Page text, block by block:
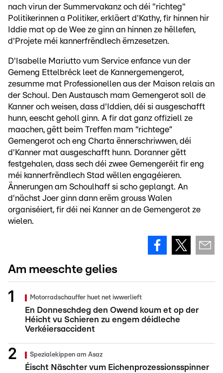
nach virun der Summervakanz och déi "richteg"
Politikerinnen a Politiker, erkläert d'Kathy, fir hinnen hir
Iddie mat op de Wee ze ginn an hinnen ze hëllefen,
d'Projete méi kannerfrëndlech ëmzesetzen.
D'Isabelle Mariutto vum Service enfance vun der
Gemeng Ettelbréck leet de Kannergemengerot,
zesumme mat Professionellen aus der Maison relais an
der Schoul. Den Austausch mam Gemengerot soll de
Kanner och weisen, dass d'Iddien, déi si ausgeschafft
hunn, eescht geholl ginn. A fir dat ganz offiziell ze
maachen, gëtt beim Treffen mam “richtege”
Gemengerot och eng Charta ënnerschriwwen, déi
d'Kanner mat ausgeschafft hunn. Doranner gëtt
festgehalen, dass sech déi zwee Gemengeréit fir eng
méi kannerfrëndlech Stad wëllen engagéieren.
Ännerungen am Schoulhaff si scho geplangt. An
d'nächst Joer ginn dann erëm grouss Walen
organiséiert, fir déi nei Kanner an de Gemengerot ze
wielen.
Am meeschte gelies
Motorradschauffer huet net iwwerlieft
En Donneschdeg den Owend koum et op der
Héicht vu Schieren zu engem déidleche
Verkéiersaccident
Spezialekippen am Asaz
Éischt Näschter vum Eichenprozessionsspinner